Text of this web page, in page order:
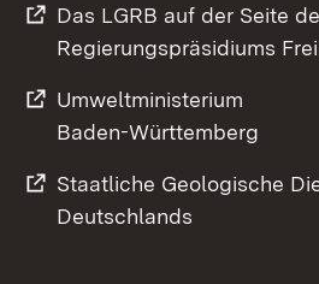
Das LGRB auf der Seite
Regierungspräsidiums
Umweltministerium
Baden-Württemberg
Staatliche Geologische
Deutschlands